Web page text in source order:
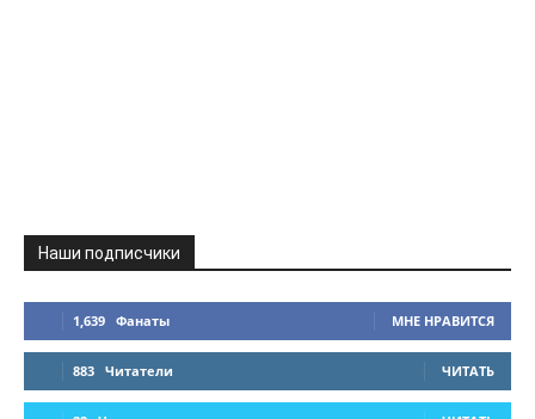
Наши подписчики
1,639 Фанаты МНЕ НРАВИТСЯ
883 Читатели ЧИТАТЬ